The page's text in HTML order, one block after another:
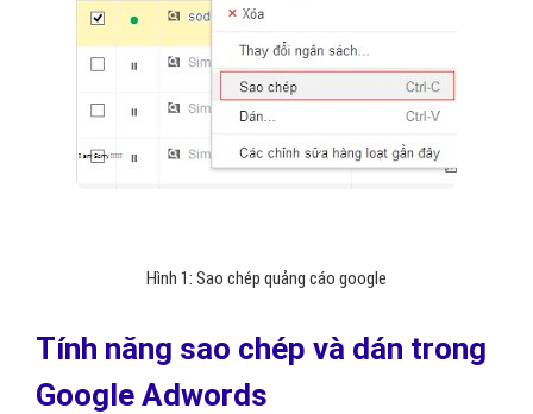
Hình 1: Sao chép quảng cáo google
Tính năng sao chép và dán trong
Google Adwords